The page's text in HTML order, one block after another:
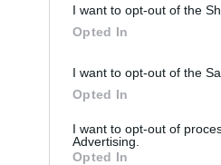
I want to opt-out of the
Opted In
I want to opt-out of the
Opted In
I want to opt-out of
Advertising.
Opted In